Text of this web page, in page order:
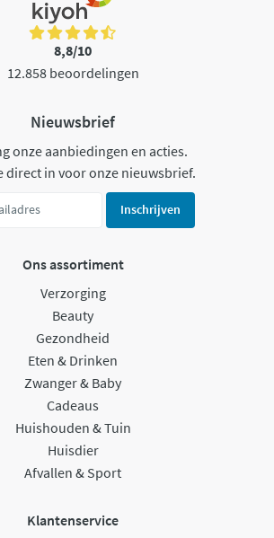
8,8/10
12.858 beoordelingen
Nieuwsbrief
onze aanbiedingen en acties.
direct in voor onze nieuwsbrief.
Inschrijven
Ons assortiment
Verzorging
Beauty
Gezondheid
Eten & Drinken
Zwanger & Baby
Cadeaus
Huishouden & Tuin
Huisdier
Afvallen & Sport
Klantenservice